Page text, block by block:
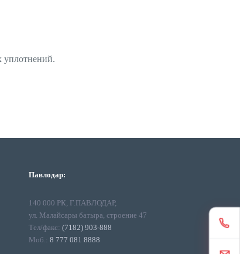
уплотнений.
Павлодар:
140 000 РК, Г.ПАВЛОДАР,
ул. Малайсары батыра, строение 47
Тел/факс: (7182) 903-888
Моб.: 8 777 081 8888